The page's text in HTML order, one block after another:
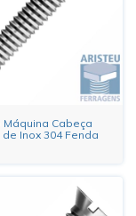
Máquina Cabeça
de Inox 304 Fenda